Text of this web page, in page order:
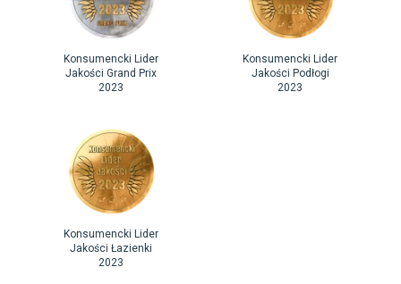
Konsumencki Lider
Jakości Grand Prix
2023
Konsumencki Lider
Jakości Podłogi
2023
Konsumencki Lider
Jakości Łazienki
2023